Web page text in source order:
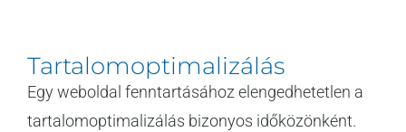
Tartalomoptimalizálás
Egy weboldal fenntartásához elengedhetetlen a
tartalomoptimalizálás bizonyos időközönként.